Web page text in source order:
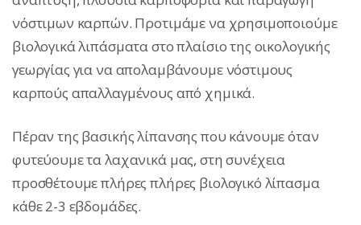
νόστιμων καρπών. Προτιμάμε να χρησιμοποιούμε
βιολογικά λιπάσματα στο πλαίσιο της οικολογικής
γεωργίας για να απολαμβάνουμε νόστιμους
καρπούς απαλλαγμένους από χημικά.
Πέραν της βασικής λίπανσης που κάνουμε όταν
φυτεύουμε τα λαχανικά μας, στη συνέχεια
προσθέτουμε πλήρες πλήρες βιολογικό λίπασμα
κάθε 2-3 εβδομάδες.